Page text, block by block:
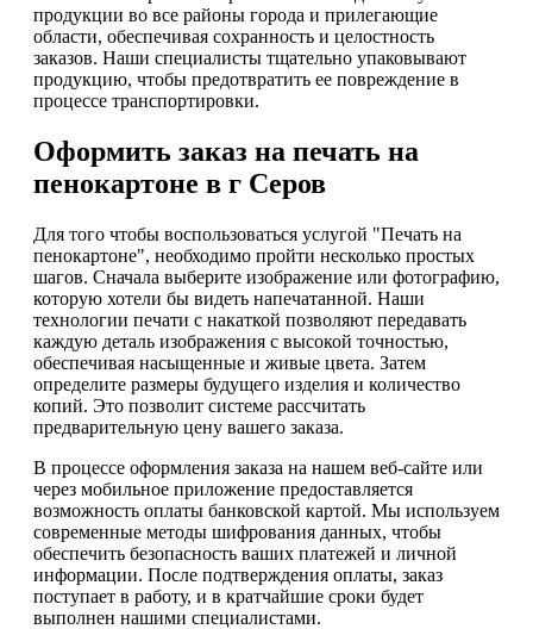
продукции во все районы города и прилегающие
области, обеспечивая сохранность и целостность
заказов. Наши специалисты тщательно упаковывают
продукцию, чтобы предотвратить ее повреждение в
процессе транспортировки.
Оформить заказ на печать на
пенокартоне в г Серов
Для того чтобы воспользоваться услугой "Печать на
пенокартоне", необходимо пройти несколько простых
шагов. Сначала выберите изображение или фотографию,
которую хотели бы видеть напечатанной. Наши
технологии печати с накаткой позволяют передавать
каждую деталь изображения с высокой точностью,
обеспечивая насыщенные и живые цвета. Затем
определите размеры будущего изделия и количество
копий. Это позволит системе рассчитать
предварительную цену вашего заказа.
В процессе оформления заказа на нашем веб-сайте или
через мобильное приложение предоставляется
возможность оплаты банковской картой. Мы используем
современные методы шифрования данных, чтобы
обеспечить безопасность ваших платежей и личной
информации. После подтверждения оплаты, заказ
поступает в работу, и в кратчайшие сроки будет
выполнен нашими специалистами.